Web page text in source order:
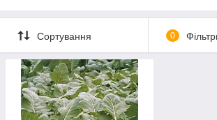
надземній частині набуває кулясту
реповидную форму. Є цінним
продуктом, м'якоть багата
фруктозою, сполуками сірки,
вітамінами В1, В2, РР,
вмістом вітаміну С кольрабі
і апельсин.
Сортування 0